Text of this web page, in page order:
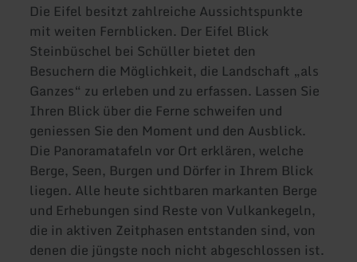
Die Eifel besitzt zahlreiche Aussichtspunkte
mit weiten Fernblicken. Der Eifel Blick
Steinbüschel bei Schüller bietet den
Besuchern die Möglichkeit, die Landschaft „als
Ganzes“ zu erleben und zu erfassen. Lassen Sie
Ihren Blick über die Ferne schweifen und
geniessen Sie den Moment und den Ausblick.
Die Panoramatafeln vor Ort erklären, welche
Berge, Seen, Burgen und Dörfer in Ihrem Blick
liegen. Alle heute sichtbaren markanten Berge
und Erhebungen sind Reste von Vulkankegeln,
die in aktiven Zeitphasen entstanden sind, von
denen die jüngste noch nicht abgeschlossen ist.